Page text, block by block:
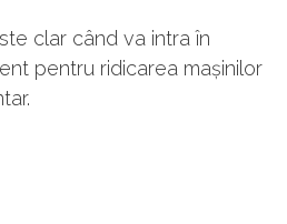
clar când va intra în
pentru ridicarea mașinilor